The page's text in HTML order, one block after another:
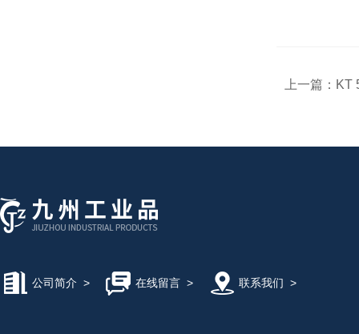
上一篇： KT
公司简介 > 在线留言> 联系我们 >